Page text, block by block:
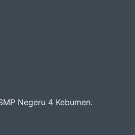
Negeru 4 Kebumen.